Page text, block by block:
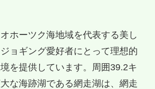
ホーツク海地域を代表する美し
ョギング愛好者にとって理想的
を提供しています。周囲39.2キ
な海跡湖である網走湖は、網走